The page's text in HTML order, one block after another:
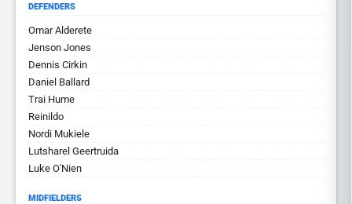
DEFENDERS
Omar Alderete
Jenson Jones
Dennis Cirkin
Daniel Ballard
Trai Hume
Reinildo
Nordi Mukiele
Lutsharel Geertruida
Luke O'Nien
MIDFIELDERS